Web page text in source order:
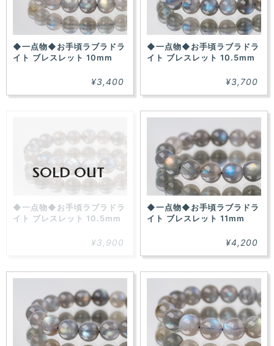
◆一点物◆お手頃ラブラドラ
イト ブレスレット 10mm
¥3,400
◆一点物◆お手頃ラブラドラ
イト ブレスレット 10.5mm
¥3,700
SOLD OUT
◆一点物◆お手頃ラブラドラ
イト ブレスレット 10.5mm
¥3,900
◆一点物◆お手頃ラブラドラ
イト ブレスレット 11mm
¥4,200